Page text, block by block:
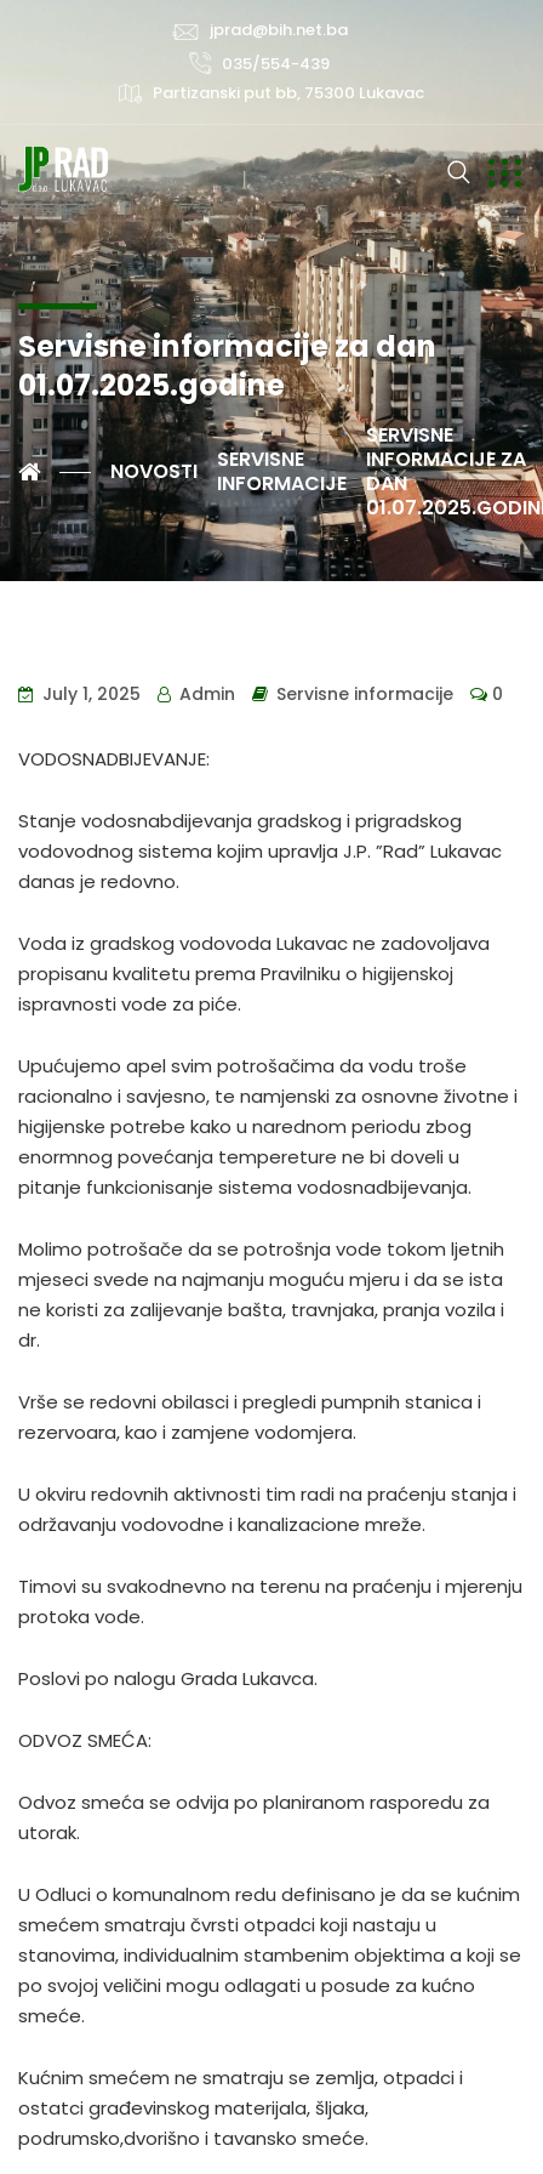
jprad@bih.net.ba
035/554-439
Partizanski put bb, 75300 Lukavac
Servisne informacije za dan
01.07.2025.godine
NOVOSTI
SERVISNE
INFORMACIJE
SERVISNE
INFORMACIJE ZA
DAN
July 1, 2025 Admin Servisne informacije 0
VODOSNADBIJEVANJE:
Stanje vodosnabdijevanja gradskog i prigradskog
vodovodnog sistema kojim upravlja J.P. ”Rad” Lukavac
danas je redovno.
Voda iz gradskog vodovoda Lukavac ne zadovoljava
propisanu kvalitetu prema Pravilniku o higijenskoj
ispravnosti vode za piće.
Upućujemo apel svim potrošačima da vodu troše
racionalno i savjesno, te namjenski za osnovne životne i
higijenske potrebe kako u narednom periodu zbog
enormnog povećanja tempereture ne bi doveli u
pitanje funkcionisanje sistema vodosnadbijevanja.
Molimo potrošače da se potrošnja vode tokom ljetnih
mjeseci svede na najmanju moguću mjeru i da se ista
ne koristi za zalijevanje bašta, travnjaka, pranja vozila i
dr.
Vrše se redovni obilasci i pregledi pumpnih stanica i
rezervoara, kao i zamjene vodomjera.
U okviru redovnih aktivnosti tim radi na praćenju stanja i
održavanju vodovodne i kanalizacione mreže.
Timovi su svakodnevno na terenu na praćenju i mjerenju
protoka vode.
Poslovi po nalogu Grada Lukavca.
ODVOZ SMEĆA:
Odvoz smeća se odvija po planiranom rasporedu za
utorak.
U Odluci o komunalnom redu definisano je da se kućnim
smećem smatraju čvrsti otpadci koji nastaju u
stanovima, individualnim stambenim objektima a koji se
po svojoj veličini mogu odlagati u posude za kućno
smeće.
Kućnim smećem ne smatraju se zemlja, otpadci i
ostatci građevinskog materijala, šljaka,
podrumsko,dvorišno i tavansko smeće.